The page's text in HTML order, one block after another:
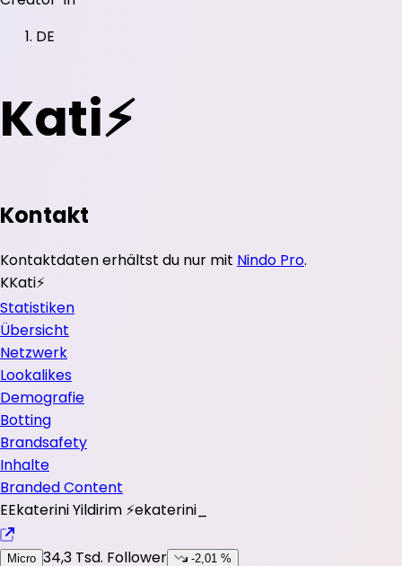
DE
Kati⚡️
Kontakt
Kontaktdaten erhältst du nur mit Nindo Pro.
KKati⚡️
Statistiken
Übersicht
Netzwerk
Lookalikes
Demografie
Botting
Brandsafety
Inhalte
Branded Content
EEkaterini Yildirim ⚡️ekaterini_
Micro 34,3 Tsd. Follower -2,01 %